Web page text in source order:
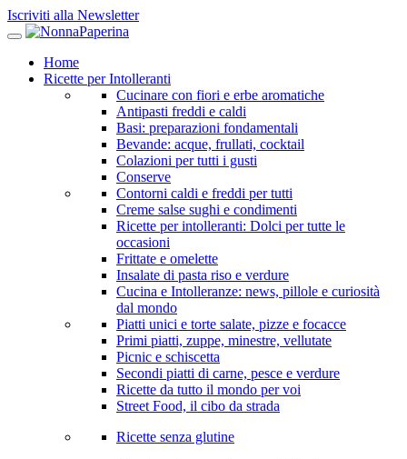
Iscriviti alla Newsletter
Home
Ricette per Intolleranti
Cucinare con fiori e erbe aromatiche
Antipasti freddi e caldi
Basi: preparazioni fondamentali
Bevande: acque, frullati, cocktail
Colazioni per tutti i gusti
Conserve
Contorni caldi e freddi per tutti
Creme salse sughi e condimenti
Ricette per intolleranti: Dolci per tutte le
occasioni
Frittate e omelette
Insalate di pasta riso e verdure
Cucina e Intolleranze: news, pillole e curiosità
dal mondo
Piatti unici e torte salate, pizze e focacce
Primi piatti, zuppe, minestre, vellutate
Picnic e schiscetta
Secondi piatti di carne, pesce e verdure
Ricette da tutto il mondo per voi
Street Food, il cibo da strada
Ricette senza glutine